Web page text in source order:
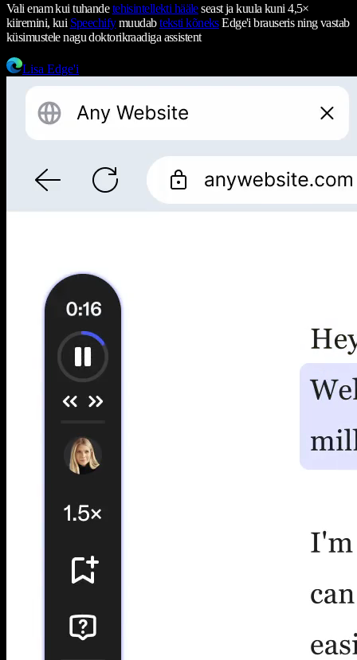
Vali enam kui tuhandetehisintellekti hääleseast ja kuula kuni 4,5×
kiiremini, kui Speechifymuudabteksti kõneksEdge'i brauseris ning vastab
küsimustele nagu doktorikraadiga assistent
Lisa Edge'i